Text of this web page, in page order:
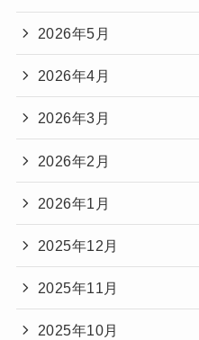
2026年5月
2026年4月
2026年3月
2026年2月
2026年1月
2025年12月
2025年11月
2025年10月